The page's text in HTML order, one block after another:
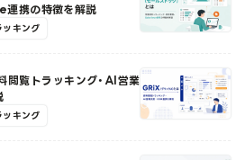
連携の特徴を解説
ッキング
閲覧トラッキング・AI営業
ッキング